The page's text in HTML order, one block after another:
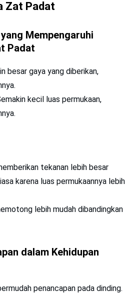
Zat Padat
Mempengaruhi
Padat
besar gaya yang diberikan,
kecil luas permukaan,
tekanan lebih besar
karena luas permukaannya lebih
lebih mudah dibandingkan
dalam Kehidupan
penancapan pada dinding.